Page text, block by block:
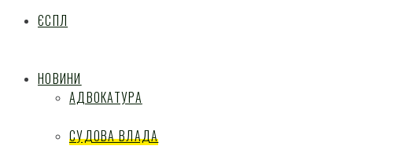
ЄСПЛ
НОВИНИ
АДВОКАТУРА
СУДОВА ВЛАДА